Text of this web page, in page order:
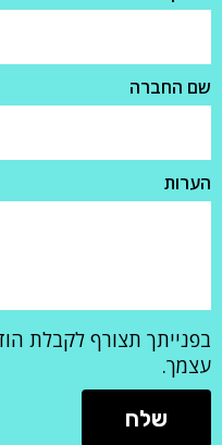
שם החברה
הערות
בפנייתך תצורף לקבלת
עצמך.